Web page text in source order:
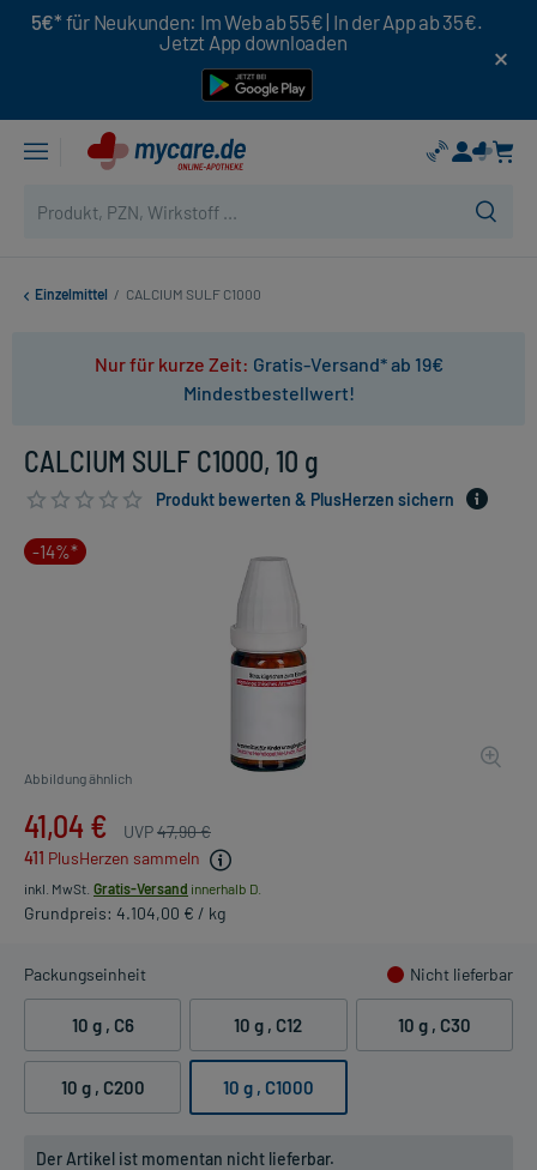
5€* für Neukunden: Im Web ab 55€ | In der App ab 35€.
Jetzt App downloaden
Einzelmittel / CALCIUM SULF C1000
Nur für kurze Zeit: Gratis-Versand* ab 19€
Mindestbestellwert!
CALCIUM SULF C1000, 10 g
Produkt bewerten & PlusHerzen sichern
-14%*
Abbildung ähnlich
41,04 € UVP47,90 €
411 PlusHerzen sammeln
inkl. MwSt. Gratis-Versand innerhalb D.
Grundpreis: 4.104,00 € / kg
Packungseinheit Nicht lieferbar
10 g , C6 10 g , C12 10 g , C30
10 g , C200 10 g , C1000
Der Artikel ist momentan nicht lieferbar.